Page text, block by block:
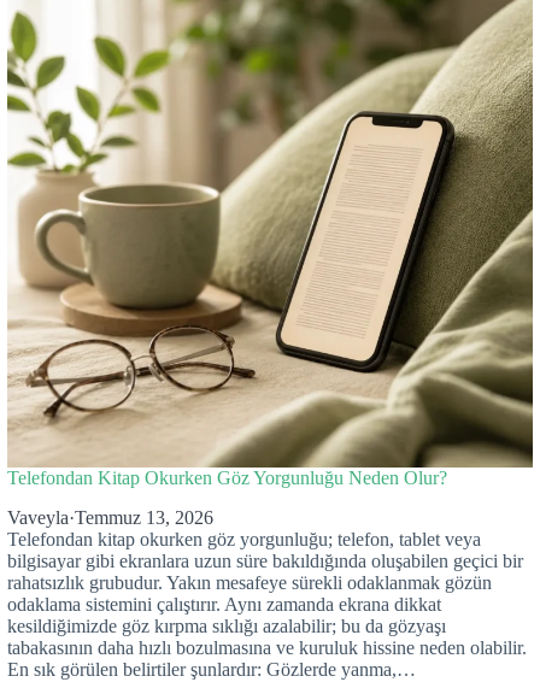
Telefondan Kitap Okurken Göz Yorgunluğu Neden Olur?
Vaveyla·Temmuz 13, 2026
Telefondan kitap okurken göz yorgunluğu; telefon, tablet veya
bilgisayar gibi ekranlara uzun süre bakıldığında oluşabilen geçici bir
rahatsızlık grubudur. Yakın mesafeye sürekli odaklanmak gözün
odaklama sistemini çalıştırır. Aynı zamanda ekrana dikkat
kesildiğimizde göz kırpma sıklığı azalabilir; bu da gözyaşı
tabakasının daha hızlı bozulmasına ve kuruluk hissine neden olabilir.
En sık görülen belirtiler şunlardır: Gözlerde yanma,…